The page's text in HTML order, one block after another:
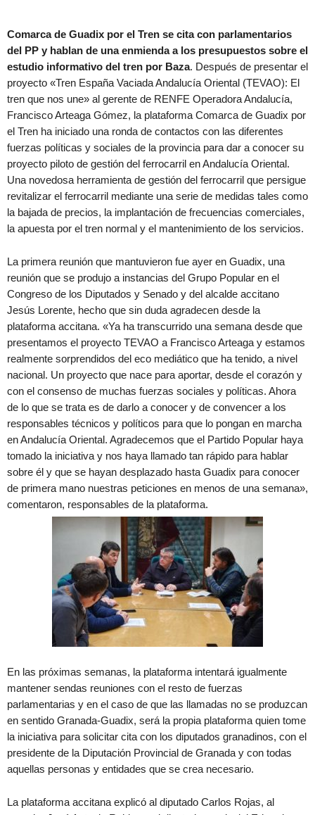
Comarca de Guadix por el Tren se cita con parlamentarios
del PP y hablan de una enmienda a los presupuestos sobre el
estudio informativo del tren por Baza. Después de presentar el
proyecto «Tren España Vaciada Andalucía Oriental (TEVAO): El
tren que nos une» al gerente de RENFE Operadora Andalucía,
Francisco Arteaga Gómez, la plataforma Comarca de Guadix por
el Tren ha iniciado una ronda de contactos con las diferentes
fuerzas políticas y sociales de la provincia para dar a conocer su
proyecto piloto de gestión del ferrocarril en Andalucía Oriental.
Una novedosa herramienta de gestión del ferrocarril que persigue
revitalizar el ferrocarril mediante una serie de medidas tales como
la bajada de precios, la implantación de frecuencias comerciales,
la apuesta por el tren normal y el mantenimiento de los servicios.
La primera reunión que mantuvieron fue ayer en Guadix, una
reunión que se produjo a instancias del Grupo Popular en el
Congreso de los Diputados y Senado y del alcalde accitano
Jesús Lorente, hecho que sin duda agradecen desde la
plataforma accitana. «Ya ha transcurrido una semana desde que
presentamos el proyecto TEVAO a Francisco Arteaga y estamos
realmente sorprendidos del eco mediático que ha tenido, a nivel
nacional. Un proyecto que nace para aportar, desde el corazón y
con el consenso de muchas fuerzas sociales y políticas. Ahora
de lo que se trata es de darlo a conocer y de convencer a los
responsables técnicos y políticos para que lo pongan en marcha
en Andalucía Oriental. Agradecemos que el Partido Popular haya
tomado la iniciativa y nos haya llamado tan rápido para hablar
sobre él y que se hayan desplazado hasta Guadix para conocer
de primera mano nuestras peticiones en menos de una semana»,
comentaron, responsables de la plataforma.
En las próximas semanas, la plataforma intentará igualmente
mantener sendas reuniones con el resto de fuerzas
parlamentarias y en el caso de que las llamadas no se produzcan
en sentido Granada-Guadix, será la propia plataforma quien tome
la iniciativa para solicitar cita con los diputados granadinos, con el
presidente de la Diputación Provincial de Granada y con todas
aquellas personas y entidades que se crea necesario.
La plataforma accitana explicó al diputado Carlos Rojas, al